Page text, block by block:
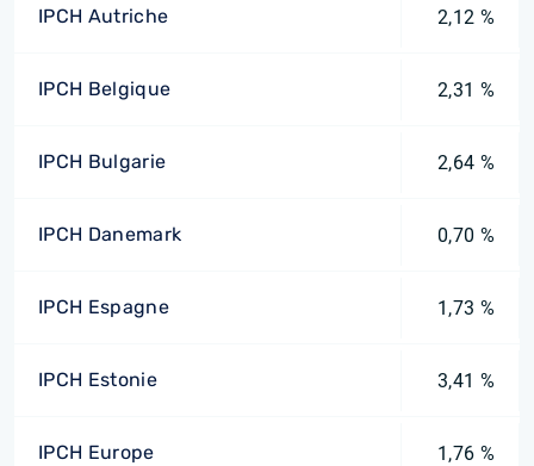
IPCH Autriche 2,12 %
IPCH Belgique 2,31 %
IPCH Bulgarie 2,64 %
IPCH Danemark 0,70 %
IPCH Espagne 1,73 %
IPCH Estonie 3,41 %
IPCH Europe 1,76 %